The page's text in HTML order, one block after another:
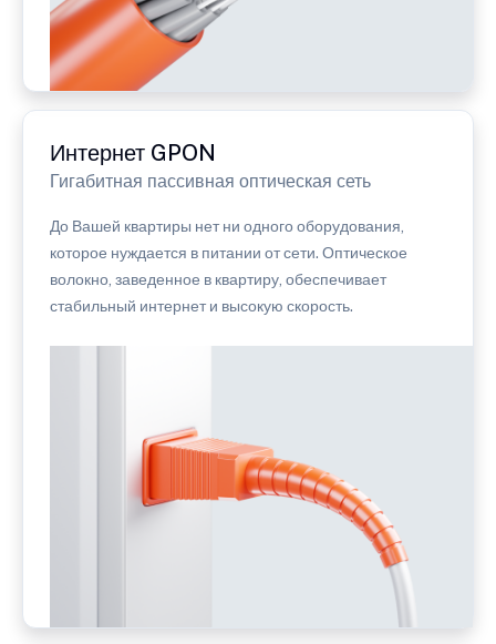
Интернет GPON
Гигабитная пассивная оптическая сеть
До Вашей квартиры нет ни одного оборудования,
которое нуждается в питании от сети. Оптическое
волокно, заведенное в квартиру, обеспечивает
стабильный интернет и высокую скорость.